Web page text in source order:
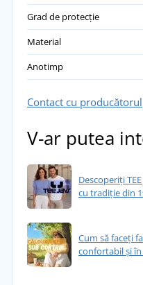
Grad de protecție
Material
Anotimp
Contact cu producătorul
V-ar putea
Descoperiți
cu tradiție din
Cum să faceți
confortabil și